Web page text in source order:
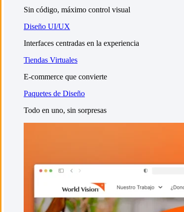
Sin código, máximo control visual
Diseño UI/UX
Interfaces centradas en la experiencia
Tiendas Virtuales
E-commerce que convierte
Paquetes de Diseño
Todo en uno, sin sorpresas